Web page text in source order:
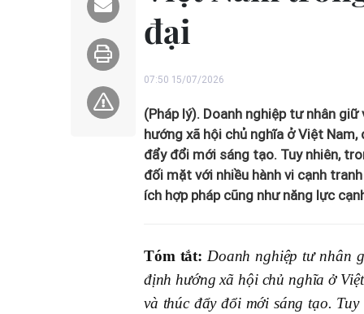
đại
07:50 15/07/2026
(Pháp lý). Doanh nghiệp tư nhân
hướng xã hội chủ nghĩa ở Việt
đẩy đổi mới sáng tạo. Tuy nhiên,
đối mặt với nhiều hành vi cạnh
ích hợp pháp cũng như năng lực
Tóm tắt: Doanh nghiệp tư nhân
định hướng xã hội chủ nghĩa ở
và thúc đẩy đổi mới sáng tạo.